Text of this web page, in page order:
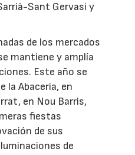
Sant Gervasi y
de los mercados
mantiene y amplía
Este año se
la Abaceria, en
en Nou Barris,
fiestas
de sus
de